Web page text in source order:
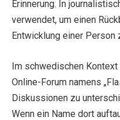
Erinnerung. In
verwendet, um einen
Entwicklung einer Person
Im schwedischen
Online-Forum namens
Diskussionen zu
Wenn ein Name dort